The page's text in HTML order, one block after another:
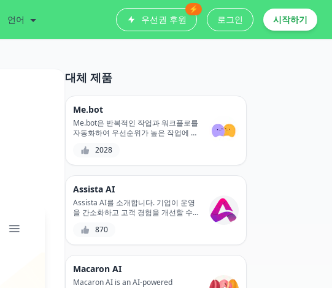
언어 우선권 후원
⚡
로그인 시작하기
대체 제품
Me.bot
Me.bot은 반복적인 작업과 워크플로를
자동화하여 우선순위가 높은 작업에 집
는 AI 기반 챗봇입니다. 사용자 정의 가
인 작업을 자동화하여 중요한 프로젝트
를 처리하고 목표를 달성할 수 있는 시
간을 더 많이 제공합니다.
2028
Assista AI
Assista AI를 소개합니다. 기업이 운영
을 간소화하고 고객 경험을 개선할 수
니다. Assista AI는 최첨단 AI 기술을 통
험하세요.
870
Macaron AI
Macaron AI is an AI-powered